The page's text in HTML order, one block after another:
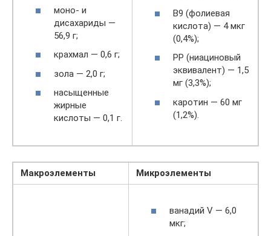
моно- и
дисахариды —
56,9 г;
крахмал — 0,6 г;
зола — 2,0 г;
насыщенные
жирные
кислоты — 0,1 г.
B9 (фолиевая
кислота) — 4 мкг
(0,4%);
PP (ниациновый
эквивалент) — 1,5
мг (3,3%);
каротин — 60 мг
(1,2%).
Макроэлементы Микроэлементы
ванадий V — 6,0
мкг;